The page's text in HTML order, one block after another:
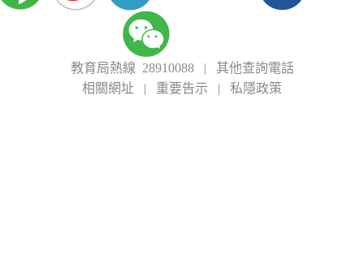
教育局熱線 28910088| 其他查詢電話
相關網址 | 重要告示 | 私隱政策